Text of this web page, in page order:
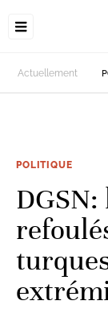
Actuellement
POLITIQUE